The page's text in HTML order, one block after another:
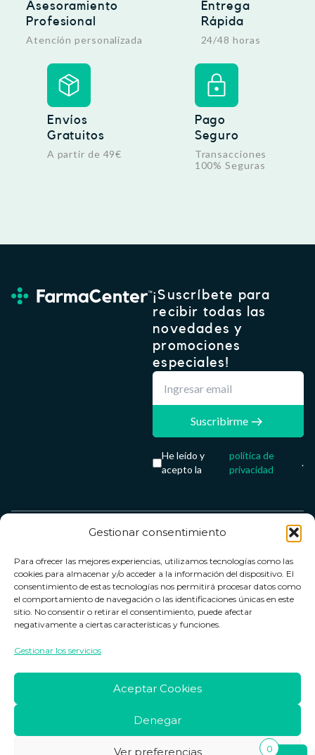
Gestionar consentimiento
Para ofrecer las mejores experiencias, utilizamos tecnologías como las
cookies para almacenar y/o acceder a la información del dispositivo. El
consentimiento de estas tecnologías nos permitirá procesar datos como
el comportamiento de navegación o las identificaciones únicas en este
sitio. No consentir o retirar el consentimiento, puede afectar
negativamente a ciertas características y funciones.
Gestionar los servicios
Aceptar Cookies
Denegar
Ver preferencias
Asesoramiento
Profesional
Atención personalizada
Entrega
Rápida
24/48 horas
Envíos
Gratuitos
A partir de 49€
Pago
Seguro
Transacciones
100% Seguras
¡Suscríbete para
recibir todas las
novedades y
promociones
especiales!
Suscribirme
He leído y
acepto la
política de
privacidad
.
Contacto
Contacto
Política de
devoluciones
Horario de
Lun. a Vie.:
18:00h
Términos y
condiciones
Política de
privacidad
cookies
Farmacenter
digital, S.L
B24836249
info@farmacenter.es
de pago
0